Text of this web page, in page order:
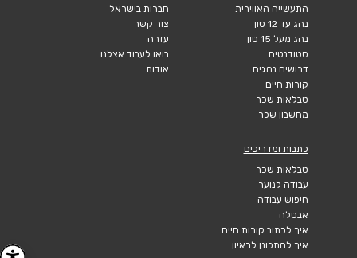
התעשייה האווירית
נהג עד 12 טון
נהג מעל 15 טון
סטודנטים
דרושים נהגים
קורות חיים
טבלאות שכר
מחשבון שכר
חברות בישראל
צור קשר
עזרה
בואו לעבוד אצלנו
אודות
כתבות ומדריכים
טבלאות שכר
עבודה לנוער
חיפוש עבודה
אבטלה
איך לכתוב קורות חיים
איך להתכונן לראיון